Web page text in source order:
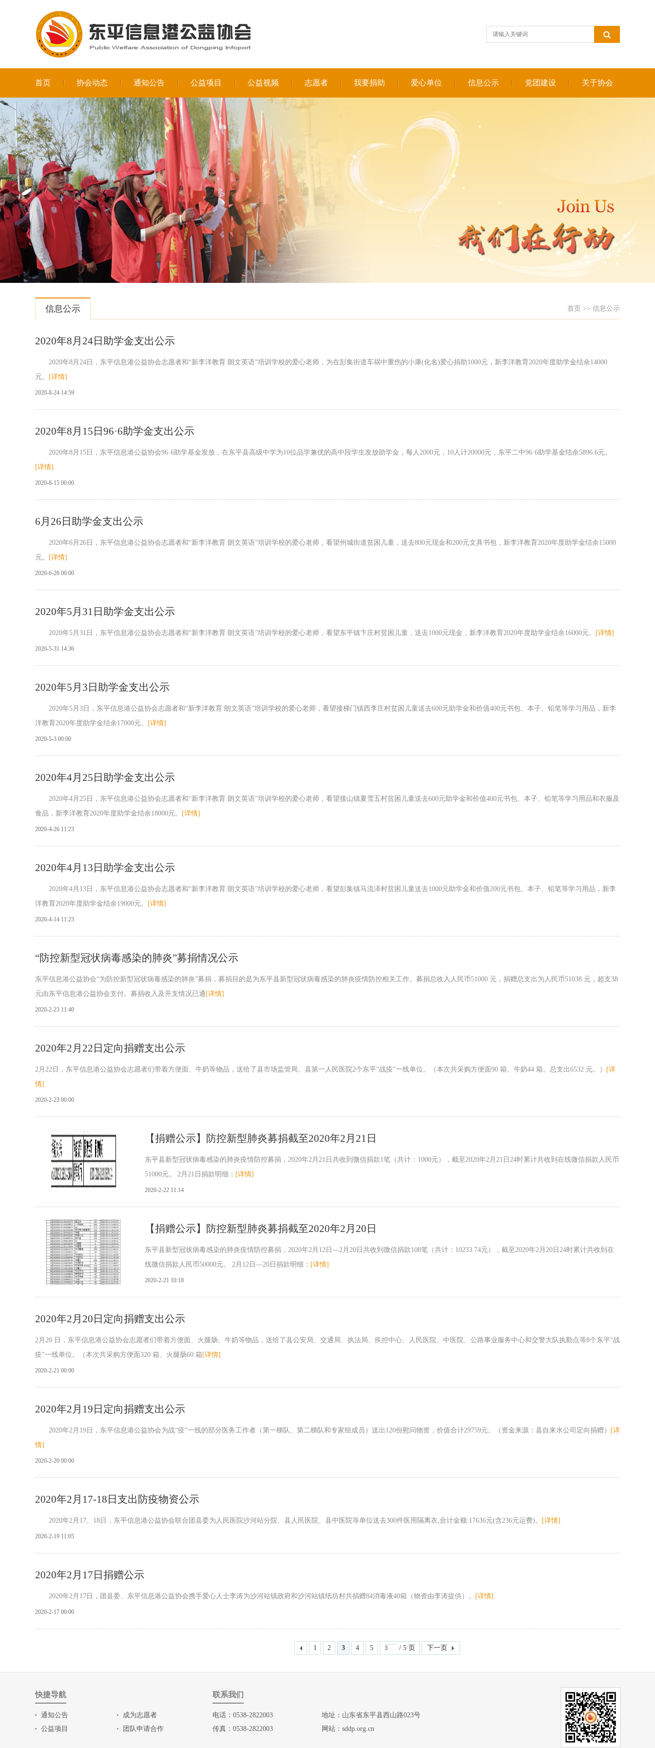
首页 协会动态 通知公告 公益项目 公益视频 志愿者 我要捐助 爱心单位 信息公示 党团建设 关于协会
信息公示 首页 >> 信息公示
2020年8月24日助学金支出公示
2020年8月24日，东平信息港公益协会志愿者和“新李洋教育 朗文英语”培训学校的爱心老师，为在彭集街道车祸中重伤的小康(化名)爱心捐助1000元，新李洋教育2020年度助学金结余14000
元。
[详情]
2020-8-24 14:59
2020年8月15日96·6助学金支出公示
2020年8月15日，东平信息港公益协会96·6助学基金发放，在东平县高级中学为10位品学兼优的高中段学生发放助学金，每人2000元，10人计20000元，东平二中96·6助学基金结余5896.6元。
[详情]
2020-8-15 00:00
6月26日助学金支出公示
2020年6月26日，东平信息港公益协会志愿者和“新李洋教育 朗文英语”培训学校的爱心老师，看望州城街道贫困儿童，送去800元现金和200元文具书包，新李洋教育2020年度助学金结余15000
元。
[详情]
2020-6-26 00:00
2020年5月31日助学金支出公示
2020年5月31日，东平信息港公益协会志愿者和“新李洋教育 朗文英语”培训学校的爱心老师，看望东平镇卞庄村贫困儿童，送去1000元现金，新李洋教育2020年度助学金结余16000元。 [详情]
2020-5-31 14:36
2020年5月3日助学金支出公示
2020年5月3日，东平信息港公益协会志愿者和“新李洋教育 朗文英语”培训学校的爱心老师，看望接梯门镇西李庄村贫困儿童送去600元助学金和价值400元书包、本子、铅笔等学习用品，新李
洋教育2020年度助学金结余17000元。
[详情]
2020-5-3 00:00
2020年4月25日助学金支出公示
2020年4月25日，东平信息港公益协会志愿者和“新李洋教育 朗文英语”培训学校的爱心老师，看望接山镇夏雪五村贫困儿童送去600元助学金和价值400元书包、本子、铅笔等学习用品和衣服及
食品，新李洋教育2020年度助学金结余18000元。
[详情]
2020-4-26 11:23
2020年4月13日助学金支出公示
2020年4月13日，东平信息港公益协会志愿者和“新李洋教育 朗文英语”培训学校的爱心老师，看望彭集镇马流泽村贫困儿童送去1000元助学金和价值200元书包、本子、铅笔等学习用品，新李
洋教育2020年度助学金结余19000元。
[详情]
2020-4-14 11:23
“防控新型冠状病毒感染的肺炎”募捐情况公示
东平信息港公益协会“为防控新型冠状病毒感染的肺炎”募捐，募捐目的是为东平县新型冠状病毒感染的肺炎疫情防控相关工作。募捐总收入人民币51000 元，捐赠总支出为人民币51038 元，超支38
元由东平信息港公益协会支付。募捐收入及开支情况已通 [详情]
2020-2-23 11:40
2020年2月22日定向捐赠支出公示
2月22日，东平信息港公益协会志愿者们带着方便面、牛奶等物品，送给了县市场监管局、县第一人民医院2个东平“战疫”一线单位。（本次共采购方便面90 箱、牛奶44 箱。总支出6532 元。）
[详
情]
2020-2-23 00:00
【捐赠公示】防控新型肺炎募捐截至2020年2月21日
东平县新型冠状病毒感染的肺炎疫情防控募捐，2020年2月21日共收到微信捐款1笔（共计：1000元），截至2020年2月21日24时累计共收到在线微信捐款人民币
51000元。 2月21日捐款明细： [详情]
2020-2-22 11:14
【捐赠公示】防控新型肺炎募捐截至2020年2月20日
东平县新型冠状病毒感染的肺炎疫情防控募捐，2020年2月12日—2月20日共收到微信捐款108笔（共计：10233.74元），截至2020年2月20日24时累计共收到在
线微信捐款人民币50000元。 2月12日—20日捐款明细： [详情]
2020-2-21 10:18
2020年2月20日定向捐赠支出公示
2月20 日，东平信息港公益协会志愿者们带着方便面、火腿肠、牛奶等物品，送给了县公安局、交通局、执法局、疾控中心、人民医院、中医院、公路事业服务中心和交警大队执勤点等8个东平“战
疫”一线单位。（本次共采购方便面320 箱、火腿肠60 箱 [详情]
2020-2-21 00:00
2020年2月19日定向捐赠支出公示
2020年2月19日，东平信息港公益协会为战“疫”一线的部分医务工作者（第一梯队、第二梯队和专家组成员）送出120份慰问物资，价值合计29759元。（资金来源：县自来水公司定向捐赠）
[详
情]
2020-2-20 00:00
2020年2月17-18日支出防疫物资公示
2020年2月17、18日，东平信息港公益协会联合团县委为人民医院沙河站分院、县人民医院、县中医院等单位送去300件医用隔离衣,合计金额:17636元(含236元运费)。 [详情]
2020-2-19 11:05
2020年2月17日捐赠公示
2020年2月17日，团县委、东平信息港公益协会携手爱心人士李涛为沙河站镇政府和沙河站镇纸坊村共捐赠84消毒液40箱（物资由李涛提供）。 [详情]
2020-2-17 00:00
1 2 3 4 5 / 5 页 下一页
快捷导航
通知公告
公益项目
成为志愿者
团队申请合作
联系我们
电话：0538-2822003
传真：0538-2822003
地址：山东省东平县西山路023号
网站： sddp.org.cn